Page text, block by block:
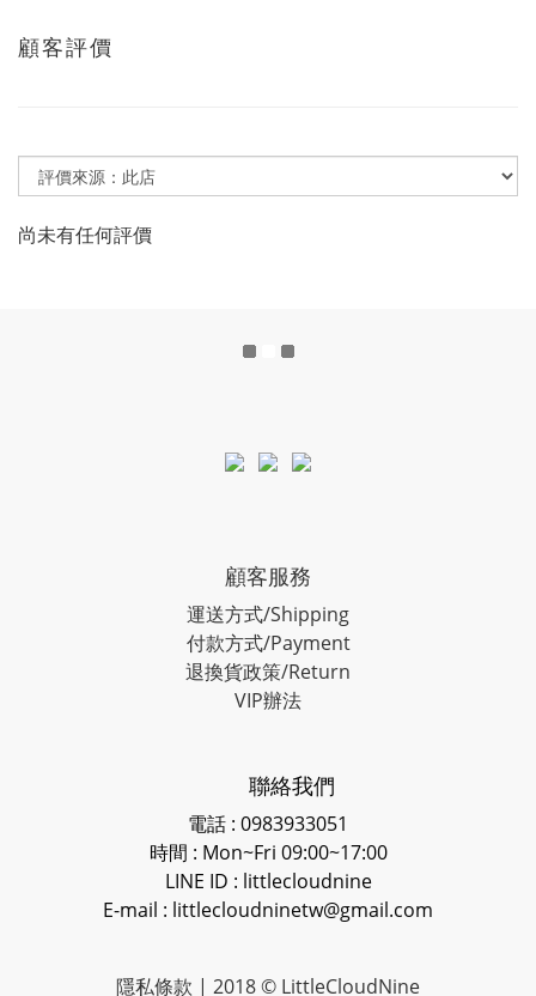
顧客評價
尚未有任何評價
顧客服務
運送方式/Shipping
付款方式/Payment
退換貨政策/Return
VIP辦法
聯絡我們
電話 : 0983933051
時間 : Mon~Fri 09:00~17:00
LINE ID : littlecloudnine
E-mail : littlecloudninetw@gmail.com
隱私條款 | 2018 © LittleCloudNine